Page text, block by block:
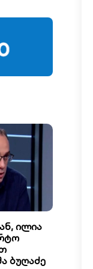
ილია
ბუღაძე